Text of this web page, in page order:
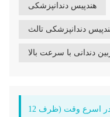
هندپیس دندانپزشکی
دندانپزشکی تالث
دندانی با سرعت بالا
آخرین قیمت را دریافت می کنید؟ ما در اسرع وقت (ظرف 12